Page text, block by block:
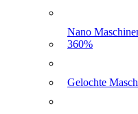
Nano
360%
Gelochte